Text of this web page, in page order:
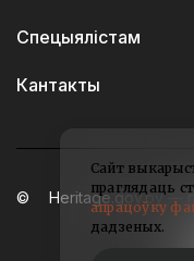
Спецыялістам
Кантакты
Heritage.gov.by —
Сайт
праглядаць
апрацоўку
дадзеных.